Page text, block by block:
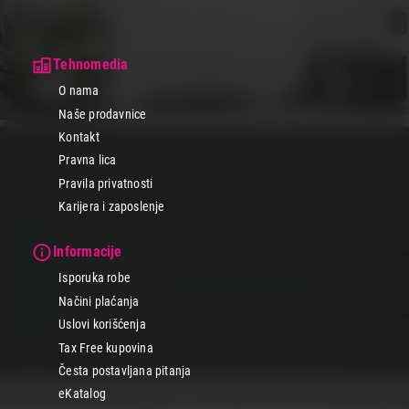
neophodni za pripremu testa, kreme, šlaga i palačinki. Sa
nastavcima za mešenje i mućenje, obezbeđuju savršenu teksturu
vaših kulinarskih kreacija.
Seckalice
Kompaktne seckalice za brzo mlevenje i seckanje povrća,
začinskog bilja, orašastih plodova i drugih namirnica, sa oštrim
noževima i sigurnosnim sistemima. Uštedite vreme u pripremi
obroka uz jednostavno i efikasno seckanje u nekoliko sekundi.
Brza i bezbedna kuvala za vodu sa automatskim isključivanjem i
zaštitom od pregrevnja, za pripremu tople vode za čaj, kafu,
instant supe i druge napitke. Sa različitim kapacitetima i dizajnom,
prilagođena svakom domaćinstvu.
Tosteri
Klasični tosteri za savršeno tostiranje hleba, peciva i rolni, sa
podešavanjem nivoa zapečenosti i dodatnim funkcijama poput
odmrzavanja i zagrevanja. Za brz i ukusan doručak svakog jutra.
Tehnomedia
O nama
Naše prodavnice
Kontakt
Pravna lica
Pravila privatnosti
Karijera i zaposlenje
Informacije
Isporuka robe
Načini plaćanja
Uslovi korišćenja
Tax Free kupovina
Česta postavljana pitanja
eKatalog